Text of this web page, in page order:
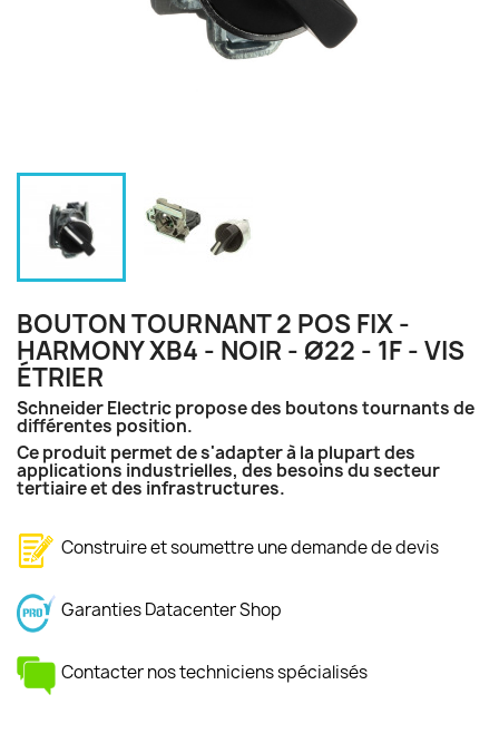
BOUTON TOURNANT 2 POS FIX -
HARMONY XB4 - NOIR - Ø22 - 1F - VIS
ÉTRIER
Schneider Electric propose des boutons tournants de
différentes position.
Ce produit permet de s'adapter à la plupart des
applications industrielles, des besoins du secteur
tertiaire et des infrastructures.
Construire et soumettre une demande de devis
Garanties Datacenter Shop
Contacter nos techniciens spécialisés